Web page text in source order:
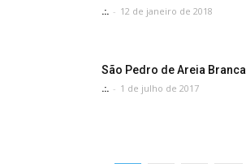
.:. - 12 de janeiro de 2018
São Pedro de Areia Branca
.:. - 1 de julho de 2017